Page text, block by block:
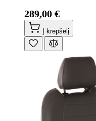
289,00 €
Į krepšelį